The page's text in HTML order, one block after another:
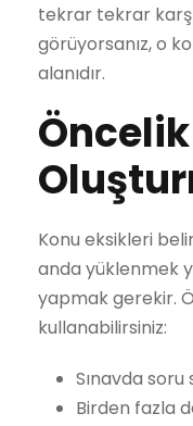
tekrar tekrar
görüyorsanız, o
alanıdır.
Konu eksikleri
anda yüklenmek
yapmak gerekir.
kullanabilirsiniz:
Sınavda soru
Birden fazla